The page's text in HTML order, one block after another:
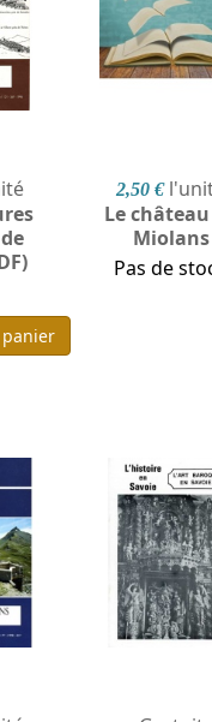
2,50 €
Le
Miolans
Pas de